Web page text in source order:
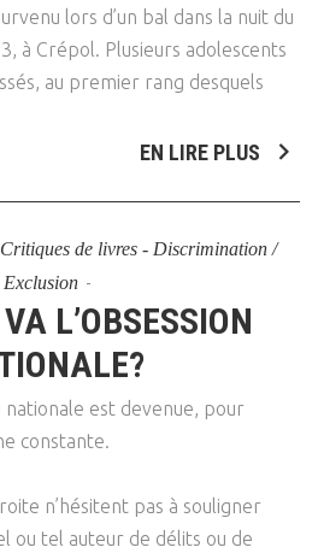
lors d’un bal dans la nuit du
à Crépol. Plusieurs adolescents
au premier rang desquels
EN LIRE PLUS
Critiques de livres - Discrimination /
Exclusion
L’OBSESSION
nationale est devenue, pour
constante.
n’hésitent pas à souligner
ou tel auteur de délits ou de